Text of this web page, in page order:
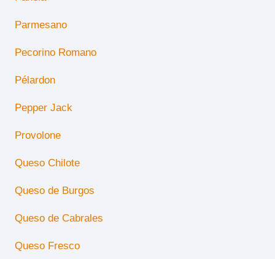
Parmesano
Pecorino Romano
Pélardon
Pepper Jack
Provolone
Queso Chilote
Queso de Burgos
Queso de Cabrales
Queso Fresco